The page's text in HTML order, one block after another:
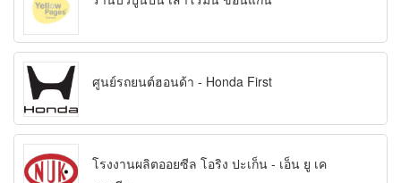
ศูนย์รถยนต์ฮอนด้า - Honda First
โรงงานผลิตออยซีล โอริง ปะเก็น - เอ็น ยู เค